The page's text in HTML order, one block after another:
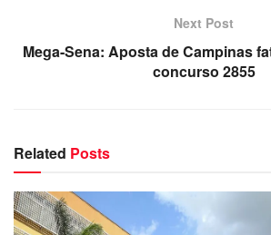
Next Post
Mega-Sena: Aposta de Campinas
concurso 2855
Related Posts